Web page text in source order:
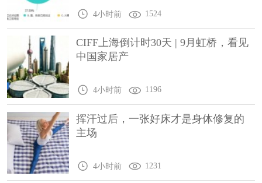
4小时前 1524
CIFF上海倒计时30天 | 9月虹桥，看见
中国家居产
4小时前 1196
挥汗过后，一张好床才是身体修复的
主场
4小时前 1231